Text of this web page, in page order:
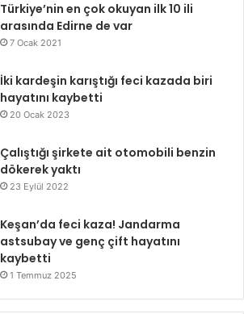
Türkiye’nin en çok okuyan ilk 10 ili
arasında Edirne de var
7 Ocak 2021
İki kardeşin karıştığı feci kazada biri
hayatını kaybetti
20 Ocak 2023
Çalıştığı şirkete ait otomobili benzin
dökerek yaktı
23 Eylül 2022
Keşan’da feci kaza! Jandarma
astsubay ve genç çift hayatını
kaybetti
1 Temmuz 2025